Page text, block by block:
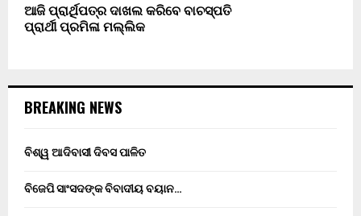
ଆଜି ପ୍ରାର୍ଥିପତ୍ର ଦାଖଲ କରିବେ ବାଚସ୍ପତି
ପ୍ରାର୍ଥୀ ପ୍ରମିଳା ମଲ୍ଲିକ
BREAKING NEWS
ବିଶ୍ୱ ଆଦିବାସୀ ଦିବସ ପାଳିତ
ବିଜେପି ସାଂସଦଙ୍କ ବିବାଦୀୟ ବୟାନ…